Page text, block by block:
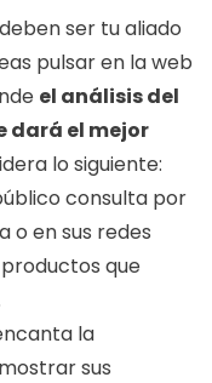
ser tu aliado
pulsar en la web
el análisis del
dará el mejor
lo siguiente:
consulta por
o en sus redes
que
la
sus